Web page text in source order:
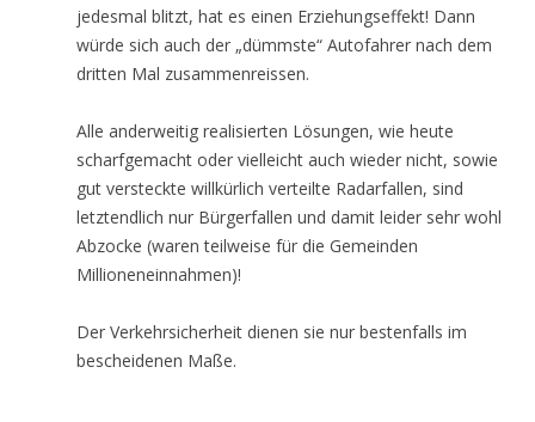
jedesmal blitzt, hat es einen Erziehungseffekt! Dann
würde sich auch der „dümmste“ Autofahrer nach dem
dritten Mal zusammenreissen.
Alle anderweitig realisierten Lösungen, wie heute
scharfgemacht oder vielleicht auch wieder nicht, sowie
gut versteckte willkürlich verteilte Radarfallen, sind
letztendlich nur Bürgerfallen und damit leider sehr wohl
Abzocke (waren teilweise für die Gemeinden
Millioneneinnahmen)!
Der Verkehrsicherheit dienen sie nur bestenfalls im
bescheidenen Maße.